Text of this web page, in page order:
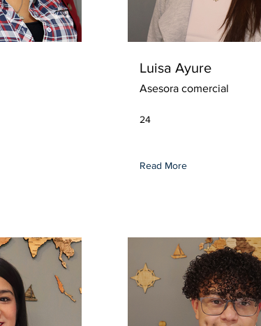
Luisa Ayure
Asesora comercial
24
Read More